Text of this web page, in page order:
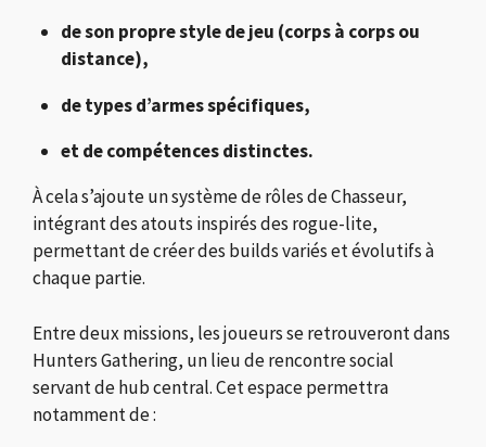
de son propre style de jeu (corps à corps ou
distance),
de types d’armes spécifiques,
et de compétences distinctes.
À cela s’ajoute un système de rôles de Chasseur,
intégrant des atouts inspirés des rogue-lite,
permettant de créer des builds variés et évolutifs à
chaque partie.
Entre deux missions, les joueurs se retrouveront dans
Hunters Gathering, un lieu de rencontre social
servant de hub central. Cet espace permettra
notamment de :